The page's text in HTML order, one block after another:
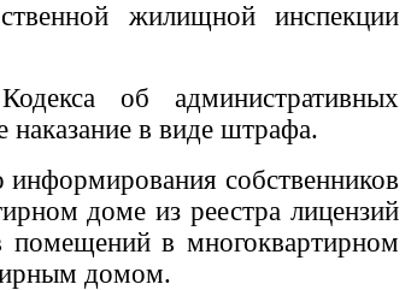
жилищной инспекции
об административных
в виде штрафа.
собственников
доме из реестра лицензий
помещений в многоквартирном
домом.